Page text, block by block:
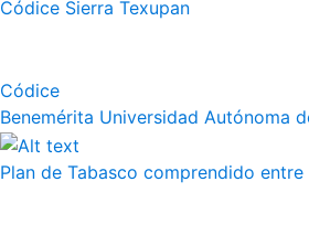
Códice Sierra Texupan
Códice
Benemérita Universidad Autónoma
Plan de Tabasco comprendido